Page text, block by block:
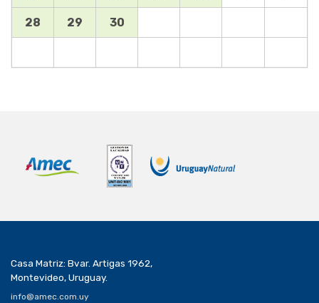
28 29 30
Casa Matriz: Bvar. Artigas 1962,
Montevideo, Uruguay.
info@amec.com.uy